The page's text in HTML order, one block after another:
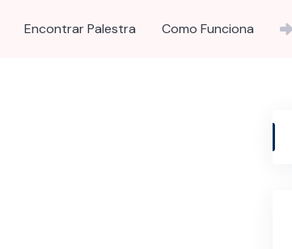
Encontrar Palestra Como Funciona